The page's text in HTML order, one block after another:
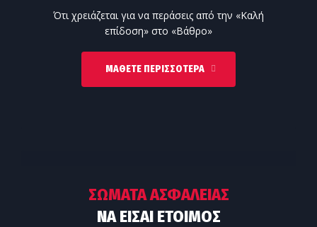
Ότι χρειάζεται για να περάσεις από την «Καλή
επίδοση» στο «Βάθρο»
ΜΆΘΕΤΕ ΠΕΡΙΣΣΌΤΕΡΑ
ΣΩΜΑΤΑ ΑΣΦΑΛΕΙΑΣ
ΝΑ ΕΙΣΑΙ ΕΤΟΙΜΟΣ